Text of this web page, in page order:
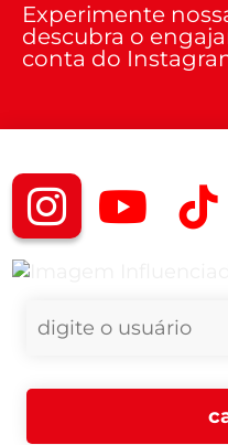
Experimente
descubra o
conta do